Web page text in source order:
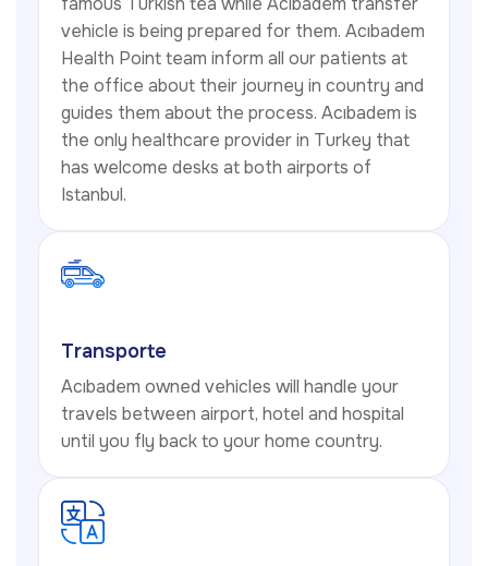
vehicle is being prepared for them. Acıbadem
Health Point team inform all our patients at
the office about their journey in country and
guides them about the process. Acıbadem is
the only healthcare provider in Turkey that
has welcome desks at both airports of
Istanbul.
Transporte
Acıbadem owned vehicles will handle your
travels between airport, hotel and hospital
until you fly back to your home country.